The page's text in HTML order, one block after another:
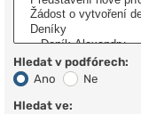
Hledat v podfórech:
Ano
Ne
Hledat ve: